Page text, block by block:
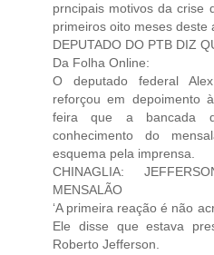
prncipais motivos da crise
primeiros oito meses deste
DEPUTADO DO PTB DIZ
Da Folha Online:
O deputado federal
reforçou em depoimento
feira que a bancada
conhecimento do
esquema pela imprensa.
CHINAGLIA:
MENSALÃO
‘A primeira reação é não
Ele disse que estava
Roberto Jefferson.